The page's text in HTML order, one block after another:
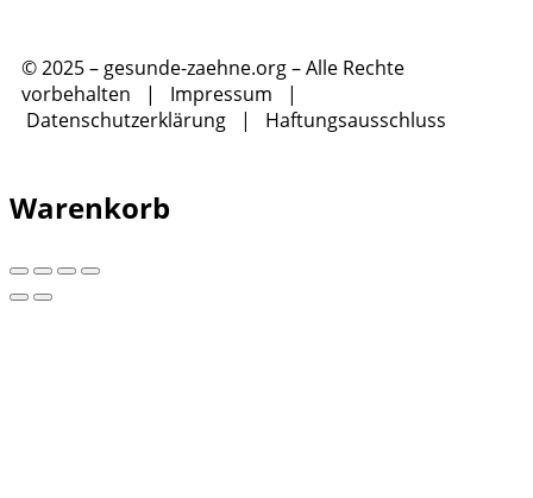
© 2025 – gesunde-zaehne.org – Alle Rechte
vorbehalten | Impressum |
Datenschutzerklärung | Haftungsausschluss
Warenkorb